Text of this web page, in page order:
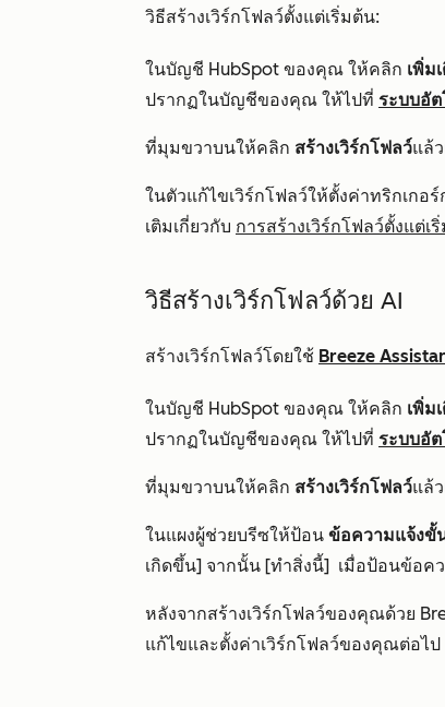
วิธีสร้างเวิร์กโฟลว์ตั้งแต่เริ่มต้น:
ในบัญชี HubSpot ของคุณ ให้คลิก เพิ่ม
ปรากฏในบัญชีของคุณ ให้ไปที่ ระบบอั
ที่มุมขวาบนให้คลิก สร้างเวิร์กโฟลว์แล้
ในตัวแก้ไขเวิร์กโฟลว์ให้ตั้งค่าทริกเกอ
เติมเกี่ยวกับ การสร้างเวิร์กโฟลว์ตั้งแต่เ
วิธีสร้างเวิร์กโฟลว์ด้วย AI
สร้างเวิร์กโฟลว์โดยใช้ Breeze
ในบัญชี HubSpot ของคุณ ให้คลิก เพิ่ม
ปรากฏในบัญชีของคุณ ให้ไปที่ ระบบอั
ที่มุมขวาบนให้คลิก สร้างเวิร์กโฟลว์แล้
ในแผงผู้ช่วยบรีซให้ป้อน ข้อความแจ้งขั้
เกิดขึ้น] จากนั้น [ทำสิ่งนี้] เมื่อป้อนข้อค
หลังจากสร้างเวิร์กโฟลว์ของคุณด้วย
แก้ไขและตั้งค่าเวิร์กโฟลว์ของคุณต่อไป